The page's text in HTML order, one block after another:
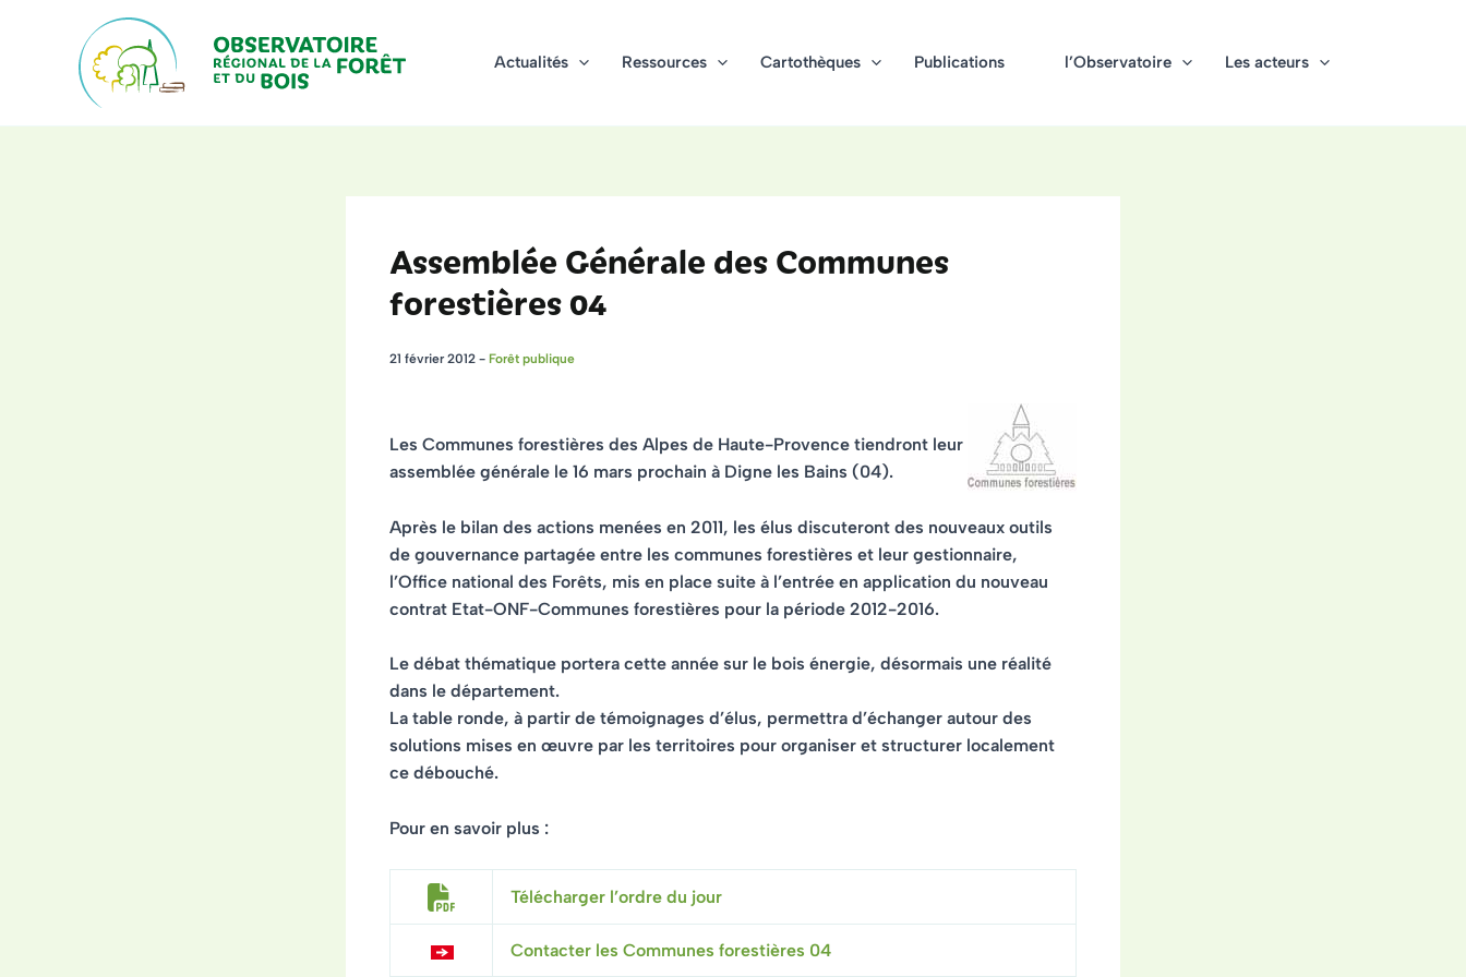
Actualités Ressources Cartothèques Publications l’Observatoire Les acteurs
Assemblée Générale des Communes
forestières 04
21 février 2012 - Forêt publique
Les Communes forestières des Alpes de Haute-Provence tiendront leur
assemblée générale le 16 mars prochain à Digne les Bains (04).
Après le bilan des actions menées en 2011, les élus discuteront des nouveaux outils
de gouvernance partagée entre les communes forestières et leur gestionnaire,
l’Office national des Forêts, mis en place suite à l’entrée en application du nouveau
contrat Etat-ONF-Communes forestières pour la période 2012-2016.
Le débat thématique portera cette année sur le bois énergie, désormais une réalité
dans le département.
La table ronde, à partir de témoignages d’élus, permettra d’échanger autour des
solutions mises en œuvre par les territoires pour organiser et structurer localement
ce débouché.
Pour en savoir plus :
Télécharger l’ordre du jour
Contacter les Communes forestières 04